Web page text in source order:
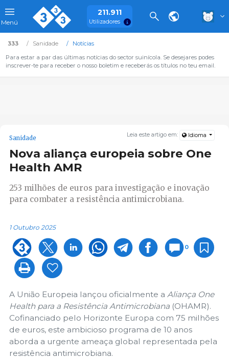
Menú
211.911
Utilizadores
333 Sanidade
Notícias
Para estar a par das últimas notícias do sector suinícola. Se desejares podes
inscrever-te para receber o nosso boletim e receberás os títulos no teu email.
Leia este artigo em: Idioma
Sanidade
Nova aliança europeia sobre One
Health AMR
253 milhões de euros para investigação e inovação
para combater a resistência antimicrobiana.
1 Outubro 2025
0
A União Europeia lançou oficialmente a Aliança One
Health para a Resistência Antimicrobiana (OHAMR).
Cofinanciado pelo Horizonte Europa com 75 milhões
de euros, este ambicioso programa de 10 anos
aborda a urgente ameaça global representada pela
resistência antimicrobiana.